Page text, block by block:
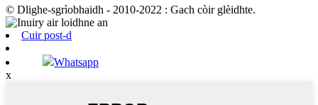
© Dlighe-sgrìobhaidh - 2010-2022 : Gach còir glèidhte.
Cuir post-d
Whatsapp
x